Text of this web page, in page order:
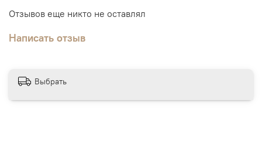
Отзывов еще никто не оставлял
Написать отзыв
Выбрать